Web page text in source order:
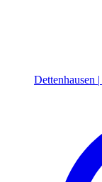
Dettenhausen |